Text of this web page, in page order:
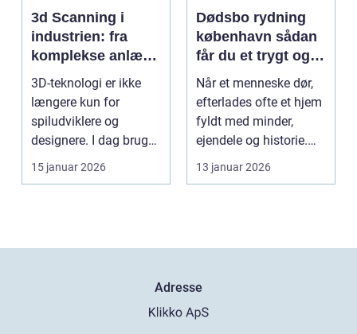
3d Scanning i
industrien: fra
komplekse anlæg
til præcise
beslutninger
3D-teknologi er ikke
længere kun for
spiludviklere og
designere. I dag bruger
en lang række
virksomh...
15 januar 2026
Dødsbo rydning
københavn sådan
får du et trygt og
professionelt
forløb
Når et menneske dør,
efterlades ofte et hjem
fyldt med minder,
ejendele og historie.
For mange pårør...
13 januar 2026
Adresse